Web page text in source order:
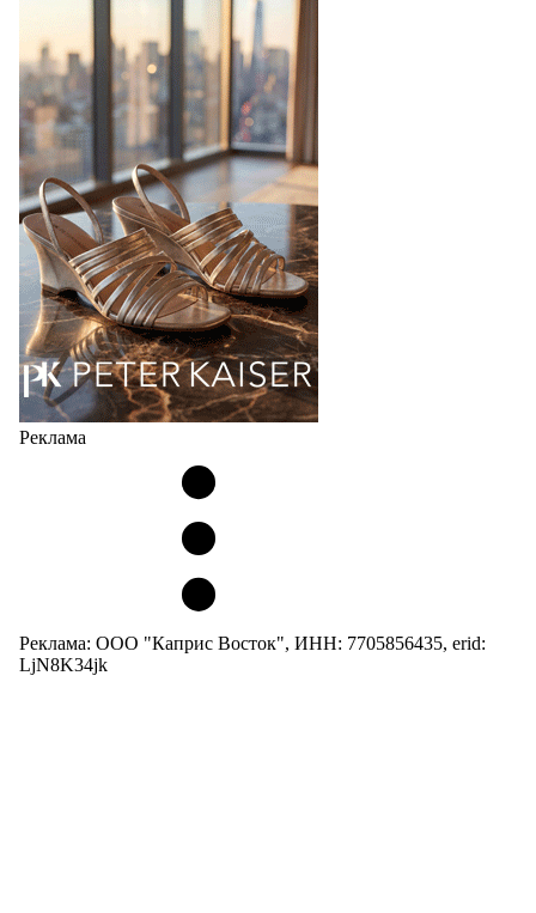
Bubble
Популярный силуэт бренда,1999 года выпуска,
соответствует сегодняшнему тренду на
сникерины (гибридный вариант балеток и
кроссовок обтекаемой формы и с тонкой подошвой).
Но в модели Miu Miu Bubble присутствует еще и…
05.08.2026 2233
Реклама
Реклама: ООО "Каприс Восток", ИНН: 7705856435, erid:
LjN8K34jk